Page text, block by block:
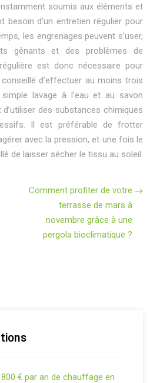
soumis aux éléments et
besoin d’un entretien régulier pour
les engrenages peuvent s’user,
gênants et des problèmes de
est donc nécessaire pour
d’effectuer au moins trois
lavage à l’eau et au savon
des substances chimiques
Il est préférable de frotter
avec la pression, et une fois le
de laisser sécher le tissu au soleil.
Comment profiter de votre
terrasse de mars à
novembre grâce à une
pergola bioclimatique ?
€ par an de chauffage en